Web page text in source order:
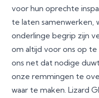
voor hun oprechte
te laten samenwerken,
onderlinge begrip zijn
om altijd voor ons op
ons net dat nodige
onze remmingen te
waar te maken. Lizard